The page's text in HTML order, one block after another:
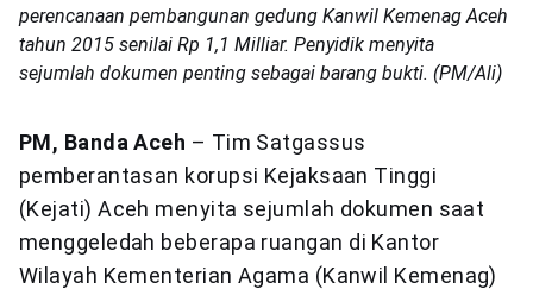
perencanaan pembangunan gedung Kanwil Kemenag Aceh
tahun 2015 senilai Rp 1,1 Milliar. Penyidik menyita
sejumlah dokumen penting sebagai barang bukti. (PM/Ali)
PM, Banda Aceh – Tim Satgassus
pemberantasan korupsi Kejaksaan Tinggi
(Kejati) Aceh menyita sejumlah dokumen saat
menggeledah beberapa ruangan di Kantor
Wilayah Kementerian Agama (Kanwil Kemenag)